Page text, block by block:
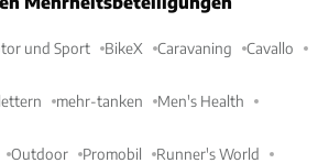
und Sport BikeX Caravaning Cavallo
mehr-tanken Men's Health
Outdoor Promobil Runner's World